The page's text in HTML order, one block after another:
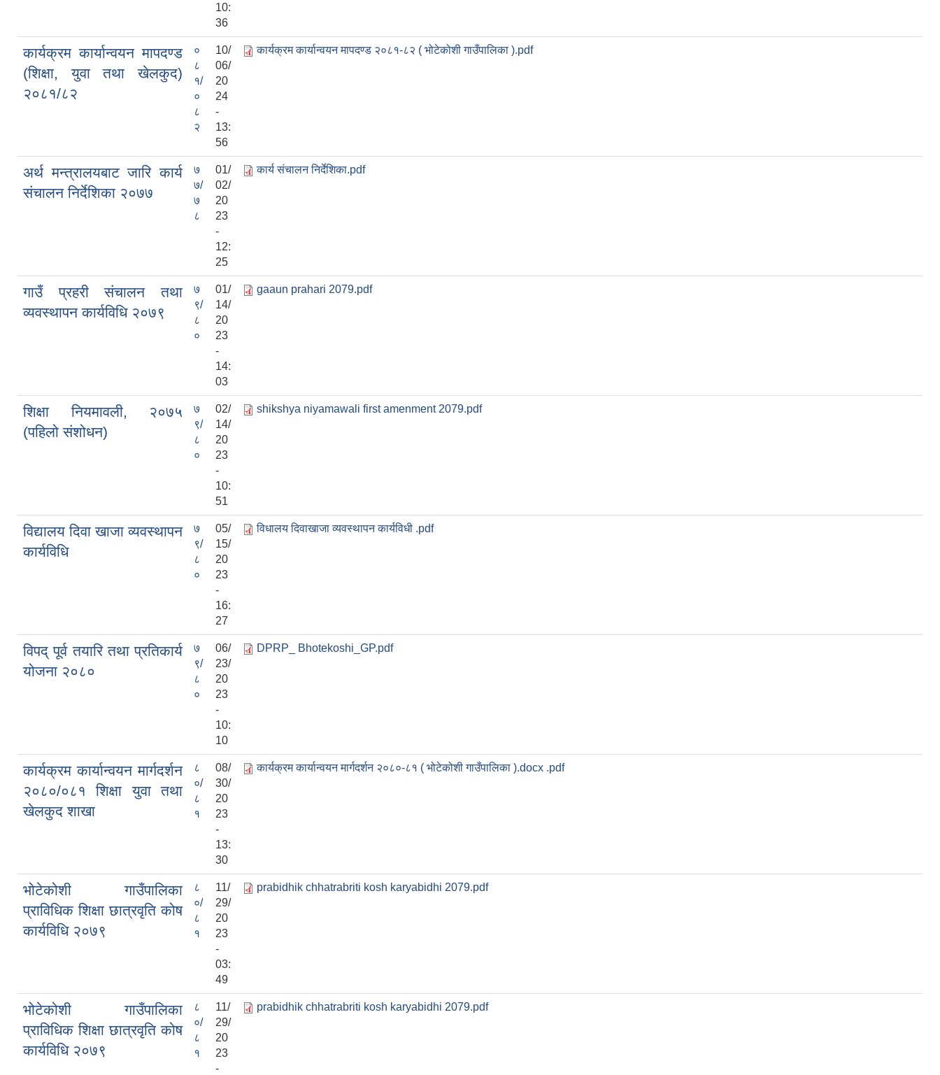
10:
36
कार्यक्रम कार्यान्वयन मापदण्ड
(शिक्षा, युवा तथा खेलकुद)
२०८१/८२
०
८
१/
०
८
२
10/
06/
20
24
-
13:
56
कार्यक्रम कार्यान्वयन मापदण्ड २०८१-८२ ( भोटेकोशी गाउँपालिका ).pdf
अर्थ मन्त्रालयबाट जारि कार्य
संचालन निर्देशिका २०७७
७
७/
७
८
01/
02/
20
23
-
12:
25
कार्य संचालन निर्देशिका.pdf
गाउँ प्रहरी संचालन तथा
व्यवस्थापन कार्यविधि २०७९
७
९/
८
०
01/
14/
20
23
-
14:
03
gaaun prahari 2079.pdf
शिक्षा नियमावली, २०७५
(पहिलो संशोधन)
७
९/
८
०
02/
14/
20
23
-
10:
51
shikshya niyamawali first amenment 2079.pdf
विद्यालय दिवा खाजा व्यवस्थापन
कार्यविधि
७
९/
८
०
05/
15/
20
23
-
16:
27
विधालय दिवाखाजा व्यवस्थापन कार्यविधी .pdf
विपद् पूर्व तयारि तथा प्रतिकार्य
योजना २०८०
७
९/
८
०
06/
23/
20
23
-
10:
10
DPRP_ Bhotekoshi_GP.pdf
कार्यक्रम कार्यान्वयन मार्गदर्शन
२०८०/०८१ शिक्षा युवा तथा
खेलकुद शाखा
८
०/
८
१
08/
30/
20
23
-
13:
30
कार्यक्रम कार्यान्वयन मार्गदर्शन २०८०-८१ ( भोटेकोशी गाउँपालिका ).docx .pdf
भोटेकोशी गाउँपालिका
प्राविधिक शिक्षा छात्रवृति कोष
कार्यविधि २०७९
८
०/
८
१
11/
29/
20
23
-
03:
49
prabidhik chhatrabriti kosh karyabidhi 2079.pdf
भोटेकोशी गाउँपालिका
प्राविधिक शिक्षा छात्रवृति कोष
कार्यविधि २०७९
८
०/
८
१
11/
29/
20
23
-
prabidhik chhatrabriti kosh karyabidhi 2079.pdf